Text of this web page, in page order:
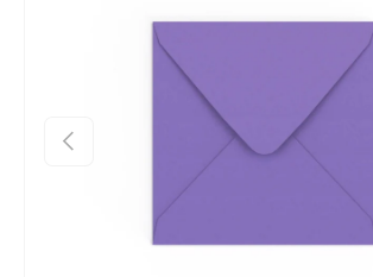
Précédent